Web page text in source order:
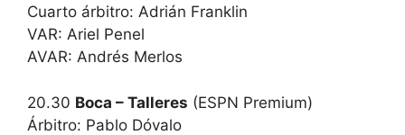
Cuarto árbitro: Adrián Franklin
VAR: Ariel Penel
AVAR: Andrés Merlos
20.30 Boca – Talleres (ESPN Premium)
Árbitro: Pablo Dóvalo